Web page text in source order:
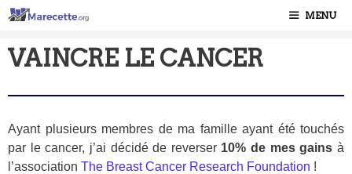
MENU
VAINCRE LE CANCER
Ayant plusieurs membres de ma famille ayant été touchés
par le cancer, j’ai décidé de reverser 10% de mes gains à
l’association The Breast Cancer Research Foundation !